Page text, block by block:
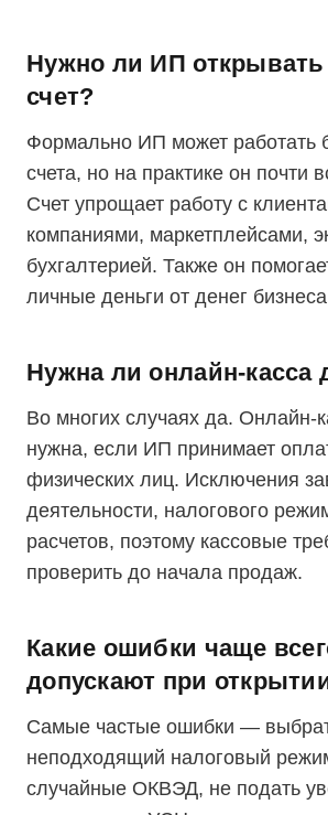
Нужно ли ИП открывать
счет?
Формально ИП может работать
счета, но на практике он почти
Счет упрощает работу с
компаниями, маркетплейсами,
бухгалтерией. Также он
личные деньги от денег
Нужна ли онлайн-касса
Во многих случаях да. Онлайн-
нужна, если ИП принимает
физических лиц. Исключения
деятельности, налогового
расчетов, поэтому кассовые
проверить до начала продаж.
Какие ошибки чаще
допускают при
Самые частые ошибки —
неподходящий налоговый
случайные ОКВЭД, не подать